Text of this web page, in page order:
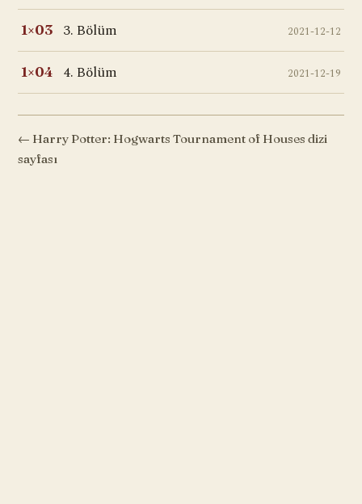
1×03 3. Bölüm 2021-12-12
1×04 4. Bölüm 2021-12-19
← Harry Potter: Hogwarts Tournament of Houses dizi
sayfası